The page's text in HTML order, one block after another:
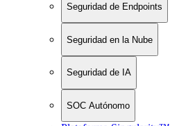
Seguridad de Endpoints
Seguridad en la Nube
Seguridad de IA
SOC Autónomo